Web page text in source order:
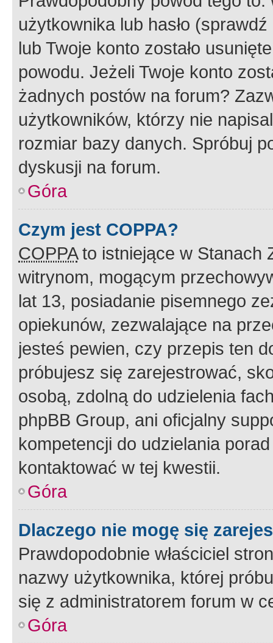
użytkownika lub hasło
lub Twoje konto zostało
powodu. Jeżeli Twoje konto
żadnych postów na forum?
użytkowników, którzy nie
rozmiar bazy danych. Spróbuj
dyskusji na forum.
Góra
Czym jest COPPA?
COPPAto istniejące w Stanach
witrynom, mogącym
lat 13, posiadanie pisemnego
opiekunów, zezwalające na
jesteś pewien, czy przepis ten
próbujesz się zarejestrować,
osobą, zdolną do udzielenia
phpBB Group, ani oficjalny
kompetencji do udzielania
kontaktować w tej kwestii.
Góra
Dlaczego nie mogę się
Prawdopodobnie właściciel
nazwy użytkownika, której
się z administratorem forum w
Góra